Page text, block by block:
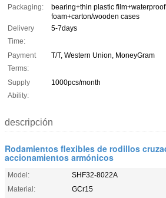
Packaging:
bearing+thin plastic
foam+carton/wooden cases
Delivery
Time:
5-7days
Payment
Terms:
T/T, Western Union, MoneyGram
Supply
Ability:
1000pcs/month
descripción
Rodamientos flexibles de rodillos
accionamientos armónicos
Model:
SHF32-8022A
Material:
GCr15